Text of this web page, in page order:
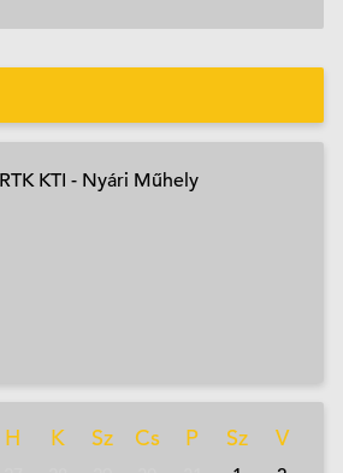
KTI - Nyári Műhely
H K Sz Cs P Sz V